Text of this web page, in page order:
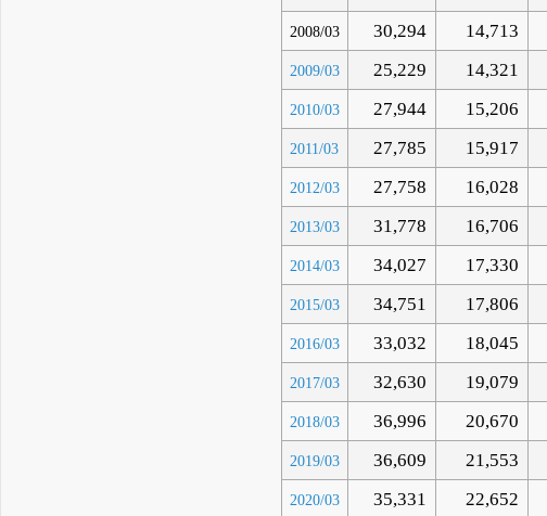
2008/03 30,294 14,713
2009/03 25,229 14,321
2010/03 27,944 15,206
2011/03 27,785 15,917
2012/03 27,758 16,028
2013/03 31,778 16,706
2014/03 34,027 17,330
2015/03 34,751 17,806
2016/03 33,032 18,045
2017/03 32,630 19,079
2018/03 36,996 20,670
2019/03 36,609 21,553
2020/03 35,331 22,652